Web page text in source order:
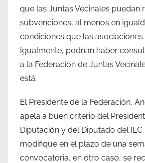
que las Juntas Vecinales puedan
subvenciones, al menos en
condiciones que las asociaciones
Igualmente, podrían haber
a la Federación de Juntas
está.
El Presidente de la Federación,
apela a buen criterio del
Diputación y del Diputado del
modifique en el plazo de una
convocatoria, en otro caso, se